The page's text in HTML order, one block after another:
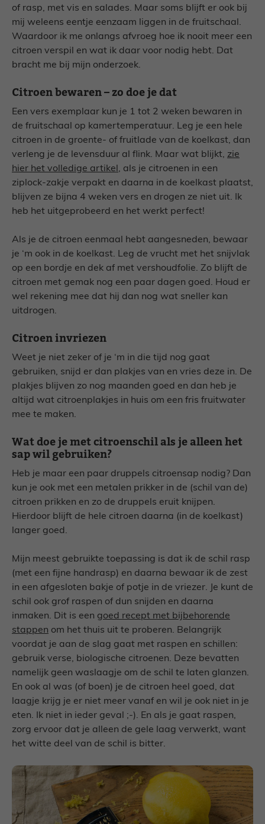
of rasp, met vis en salades. Maar soms blijft er ook bij
mij weleens eentje eenzaam liggen in de fruitschaal.
Waardoor ik me onlangs afvroeg hoe ik nooit meer een
citroen verspil en wat ik daar voor nodig hebt. Dat
bracht me bij mijn onderzoek.
Citroen bewaren – zo doe je dat
Een vers exemplaar kun je 1 tot 2 weken bewaren in
de fruitschaal op kamertemperatuur. Leg je een hele
citroen in de groente- of fruitlade van de koelkast, dan
verleng je de levensduur al flink. Maar wat blijkt, zie
hier het volledige artikel , als je citroenen in een
ziplock-zakje verpakt en daarna in de koelkast plaatst,
blijven ze bijna 4 weken vers en drogen ze niet uit. Ik
heb het uitgeprobeerd en het werkt perfect!
Als je de citroen eenmaal hebt aangesneden, bewaar
je ‘m ook in de koelkast. Leg de vrucht met het snijvlak
op een bordje en dek af met vershoudfolie. Zo blijft de
citroen met gemak nog een paar dagen goed. Houd er
wel rekening mee dat hij dan nog wat sneller kan
uitdrogen.
Citroen invriezen
Weet je niet zeker of je ‘m in die tijd nog gaat
gebruiken, snijd er dan plakjes van en vries deze in. De
plakjes blijven zo nog maanden goed en dan heb je
altijd wat citroenplakjes in huis om een fris fruitwater
mee te maken.
Wat doe je met citroenschil als je alleen het
sap wil gebruiken?
Heb je maar een paar druppels citroensap nodig? Dan
kun je ook met een metalen prikker in de (schil van de)
citroen prikken en zo de druppels eruit knijpen.
Hierdoor blijft de hele citroen daarna (in de koelkast)
langer goed.
Mijn meest gebruikte toepassing is dat ik de schil rasp
(met een fijne handrasp) en daarna bewaar ik de zest
in een afgesloten bakje of potje in de vriezer. Je kunt de
schil ook grof raspen of dun snijden en daarna
inmaken. Dit is een goed recept met bijbehorende
stappen om het thuis uit te proberen. Belangrijk
voordat je aan de slag gaat met raspen en schillen:
gebruik verse, biologische citroenen. Deze bevatten
namelijk geen waslaagje om de schil te laten glanzen.
En ook al was (of boen) je de citroen heel goed, dat
laagje krijg je er niet meer vanaf en wil je ook niet in je
eten. Ik niet in ieder geval ;-). En als je gaat raspen,
zorg ervoor dat je alleen de gele laag verwerkt, want
het witte deel van de schil is bitter.